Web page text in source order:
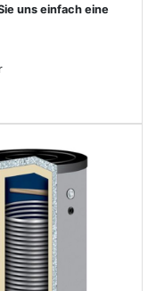
uns einfach eine